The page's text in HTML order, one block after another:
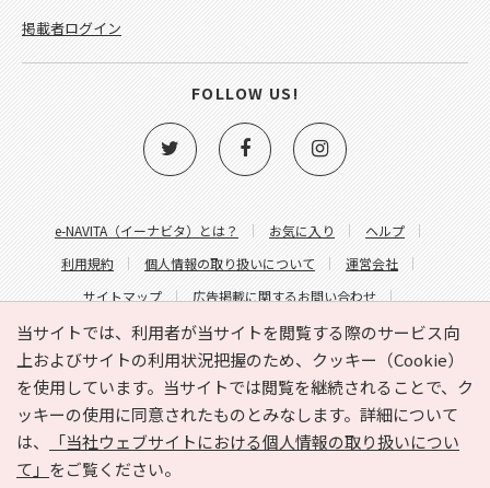
当サイトでは、利用者が当サイトを閲覧する際のサービス向
上およびサイトの利用状況把握のため、クッキー（Cookie）
を使用しています。当サイトでは閲覧を継続されることで、ク
ッキーの使用に同意されたものとみなします。詳細について
は、
「当社ウェブサイトにおける個人情報の取り扱いについ
て」 をご覧ください。
e-NAVITA（イーナビタ）とは？ お気に入り
ヘルプ
利用規約
個人情報の取り扱いについて
運営会社
サイトマップ
広告掲載に関するお問い合わせ
サイトの内容に関するお問い合わせ
掲載者ログイン
FOLLOW US!
Copyright © HYOJITO.Co.,Ltd. All Rights Reserved.